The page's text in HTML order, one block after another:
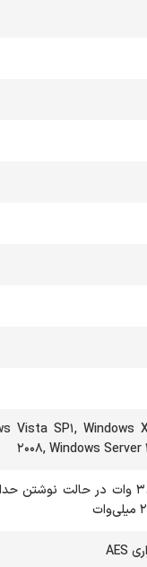
Vista SP1, Windows
2008, Windows